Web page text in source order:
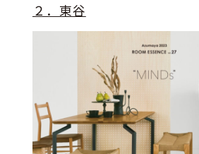
２．東谷